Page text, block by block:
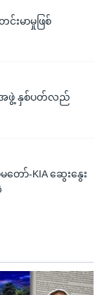
းမာမှုဖြစ်
အဖွဲ့ နှစ်ပတ်လည်
ာ်-KIA ဆွေးနွေး